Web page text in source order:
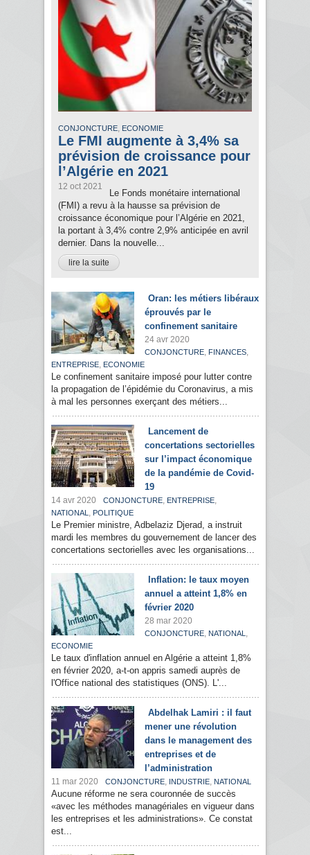
CONJONCTURE, ECONOMIE
Le FMI augmente à 3,4% sa
prévision de croissance pour
l’Algérie en 2021
12 oct 2021
Le Fonds monétaire international
(FMI) a revu à la hausse sa prévision de
croissance économique pour l’Algérie en 2021,
la portant à 3,4% contre 2,9% anticipée en avril
dernier. Dans la nouvelle...
lire la suite
Oran: les métiers libéraux
éprouvés par le
confinement sanitaire
24 avr 2020
CONJONCTURE, FINANCES,
ENTREPRISE, ECONOMIE
Le confinement sanitaire imposé pour lutter contre
la propagation de l’épidémie du Coronavirus, a mis
à mal les personnes exerçant des métiers...
Lancement de
concertations sectorielles
sur l’impact économique
de la pandémie de Covid-
19
14 avr 2020 CONJONCTURE, ENTREPRISE,
NATIONAL , POLITIQUE
Le Premier ministre, Adbelaziz Djerad, a instruit
mardi les membres du gouvernement de lancer des
concertations sectorielles avec les organisations...
Inflation: le taux moyen
annuel a atteint 1,8% en
février 2020
28 mar 2020
CONJONCTURE, NATIONAL ,
ECONOMIE
Le taux d'inflation annuel en Algérie a atteint 1,8%
en février 2020, a-t-on appris samedi auprès de
l'Office national des statistiques (ONS). L'...
Abdelhak Lamiri : il faut
mener une révolution
dans le management des
entreprises et de
l’administration
11 mar 2020 CONJONCTURE, INDUSTRIE, NATIONAL
Aucune réforme ne sera couronnée de succès
«avec les méthodes managériales en vigueur dans
les entreprises et les administrations». Ce constat
est...